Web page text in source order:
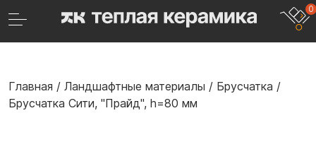
0
Главная / Ландшафтные материалы / Брусчатка /
Брусчатка Сити, "Прайд", h=80 мм